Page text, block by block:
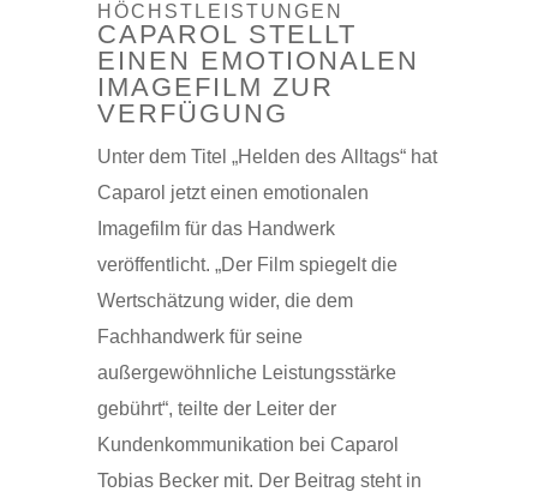
HÖCHSTLEISTUNGEN
CAPAROL STELLT
EINEN EMOTIONALEN
IMAGEFILM ZUR
VERFÜGUNG
Unter dem Titel „Helden des Alltags“ hat
Caparol jetzt einen emotionalen
Imagefilm für das Handwerk
veröffentlicht. „Der Film spiegelt die
Wertschätzung wider, die dem
Fachhandwerk für seine
außergewöhnliche Leistungsstärke
gebührt“, teilte der Leiter der
Kundenkommunikation bei Caparol
Tobias Becker mit. Der Beitrag steht in